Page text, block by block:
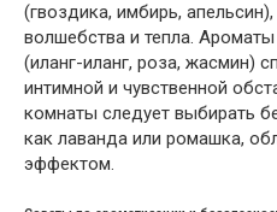
(гвоздика, имбирь,
волшебства и тепла.
(иланг-иланг, роза, жасмин)
интимной и чувственной
комнаты следует выбирать
как лаванда или ромашка,
эффектом.